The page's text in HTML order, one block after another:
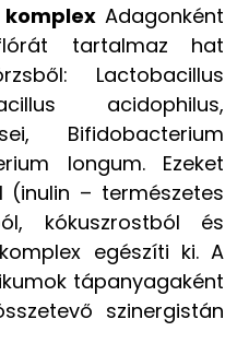
Adagonként
tartalmaz hat
Lactobacillus
acidophilus,
Bifidobacterium
longum. Ezeket
(inulin – természetes
kókuszrostból és
egészíti ki. A
tápanyagaként
szinergistán